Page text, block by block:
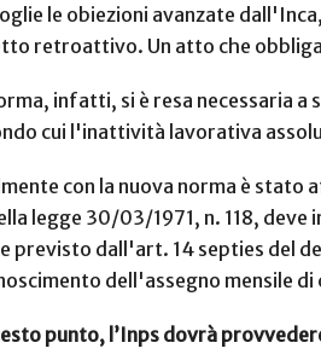
le obiezioni avanzate
retroattivo. Un atto che obbliga
infatti, si è resa necessaria
cui l'inattività lavorativa
con la nuova norma è
legge 30/03/1971, n. 118,
previsto dall'art. 14 septies del
dell'assegno mensile
punto, l’Inps dovrà